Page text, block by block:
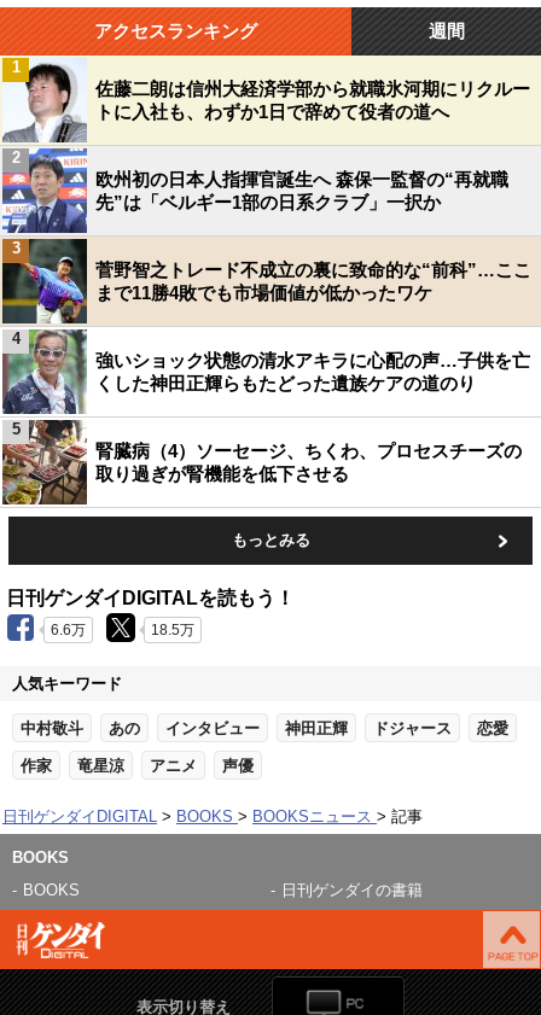
アクセスランキング 週間
佐藤二朗は信州大経済学部から就職氷河期にリクルー
トに入社も、わずか1日で辞めて役者の道へ
1
欧州初の日本人指揮官誕生へ 森保一監督の“再就職
先”は「ベルギー1部の日系クラブ」一択か
2
菅野智之トレード不成立の裏に致命的な“前科”…ここ
まで11勝4敗でも市場価値が低かったワケ
3
強いショック状態の清水アキラに心配の声…子供を亡
くした神田正輝らもたどった遺族ケアの道のり
4
腎臓病（4）ソーセージ、ちくわ、プロセスチーズの
取り過ぎが腎機能を低下させる
5
もっとみる
日刊ゲンダイDIGITALを読もう！
6.6万 18.5万
人気キーワード
中村敬斗 あの インタビュー 神田正輝 ドジャース 恋愛
作家 竜星涼 アニメ 声優
日刊ゲンダイDIGITAL BOOKS BOOKSニュース 記事
BOOKS
BOOKS
日刊ゲンダイの書籍
表示切り替え